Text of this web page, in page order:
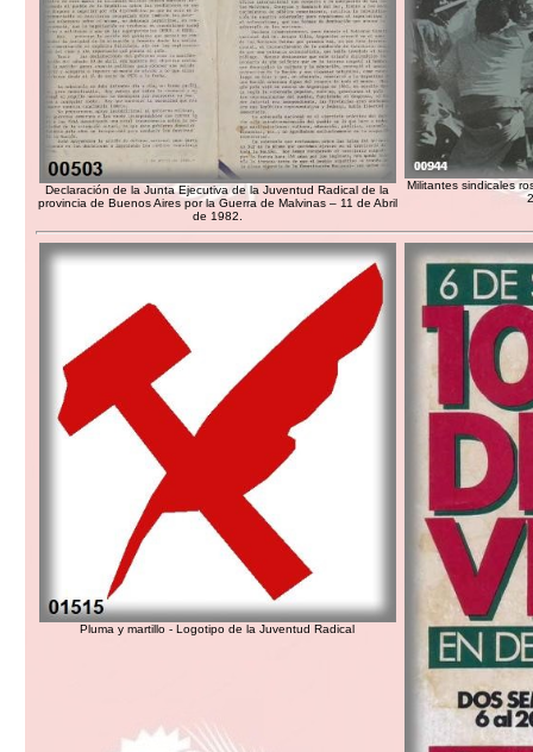
Declaración de la Junta Ejecutiva de la Juventud Radical de la
provincia de Buenos Aires por la Guerra de Malvinas – 11 de Abril
de 1982.
Militantes sindicales
Pluma y martillo - Logotipo de la Juventud Radical